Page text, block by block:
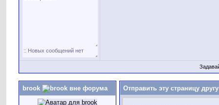
Отправить эту страницу другу
brook